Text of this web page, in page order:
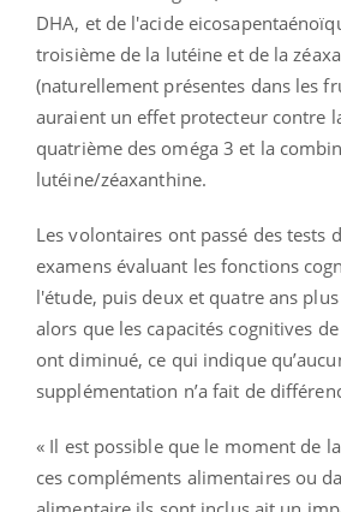
DHA, et de l'acide
troisième de la lutéine et de la
(naturellement présentes dans les
auraient un effet protecteur contre
quatrième des oméga 3 et la
lutéine/zéaxanthine.
Les volontaires ont passé des tests
examens évaluant les fonctions
l'étude, puis deux et quatre ans
alors que les capacités cognitives
ont diminué, ce qui indique
supplémentation n’a fait de
« Il est possible que le moment de
ces compléments alimentaires ou